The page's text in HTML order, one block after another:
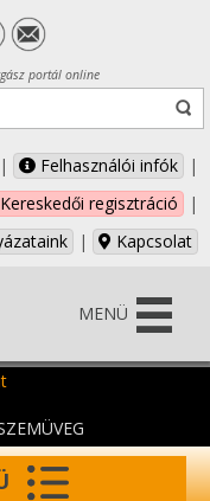
portál online
| Felhasználói infók
|
Kereskedői regisztráció
|
| Kapcsolat
MENÜ